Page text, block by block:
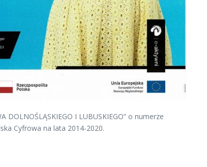
I LUBUSKIEGO” o numerze
Cyfrowa na lata 2014-2020.